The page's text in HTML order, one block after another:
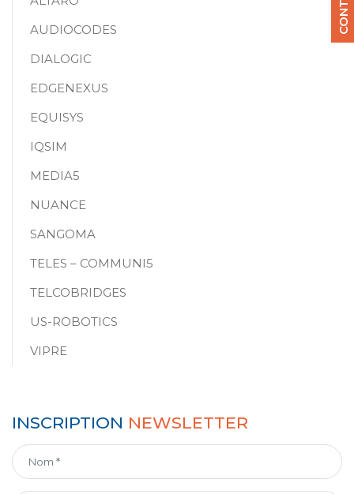
AUDIOCODES
DIALOGIC
EDGENEXUS
EQUISYS
IQSIM
MEDIA5
NUANCE
SANGOMA
TELES – COMMUNI5
TELCOBRIDGES
US-ROBOTICS
VIPRE
INSCRIPTION NEWSLETTER